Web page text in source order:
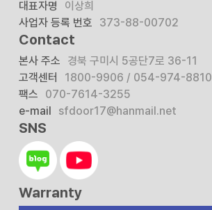
대표자명
이상희
사업자 등록 번호
373-88-00702
Contact
본사 주소
경북 구미시 5공단7로 36-11
고객센터
1800-9906 / 054-974-8810
팩스
070-7614-3255
e-mail
sfdoor17@hanmail.net
SNS
Warranty